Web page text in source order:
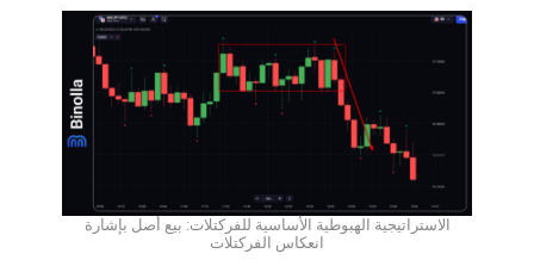
الاستراتيجية الهبوطية الأساسية للفركتلات: بيع أصل بإشارة
انعكاس الفركتلات